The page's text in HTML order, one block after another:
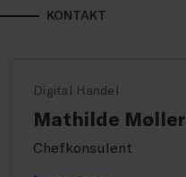
KONTAKT
Digital Handel
Mathilde Møller
Chefkonsulent